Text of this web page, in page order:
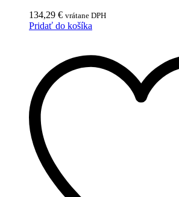
134,29 € vrátane DPH
Pridať do košíka